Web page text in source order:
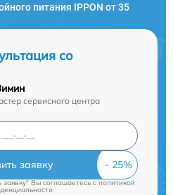
питания IPPON от 35
со
сервисного центра
заявку
Вы соглашаетесь cполитикой